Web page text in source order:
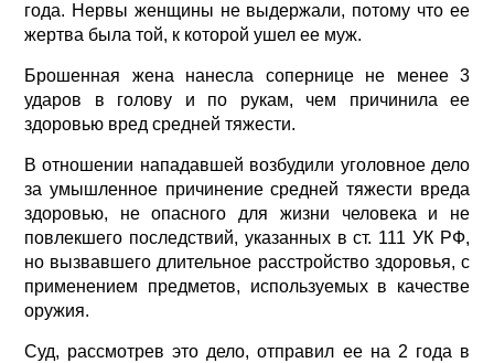
года. Нервы женщины не выдержали, потому что ее
жертва была той, к которой ушел ее муж.
Брошенная жена нанесла сопернице не менее 3
ударов в голову и по рукам, чем причинила ее
здоровью вред средней тяжести.
В отношении нападавшей возбудили уголовное дело
за умышленное причинение средней тяжести вреда
здоровью, не опасного для жизни человека и не
повлекшего последствий, указанных в ст. 111 УК РФ,
но вызвавшего длительное расстройство здоровья, с
применением предметов, используемых в качестве
оружия.
Суд, рассмотрев это дело, отправил ее на 2 года в